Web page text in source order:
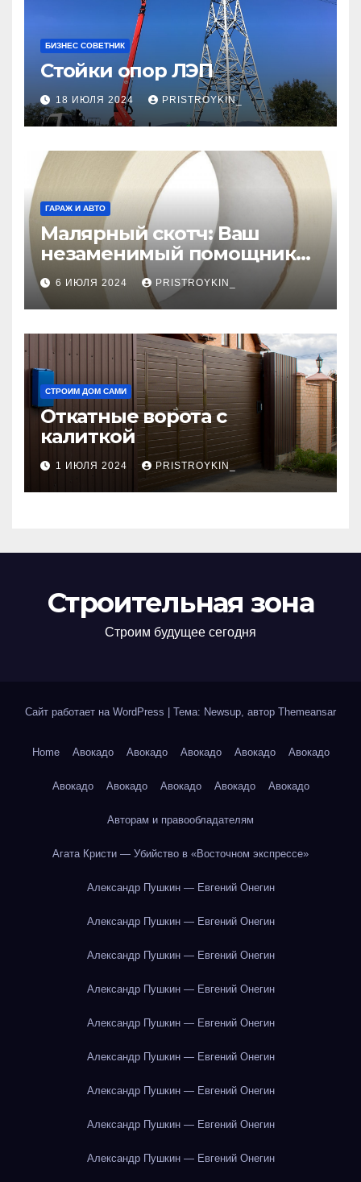
БИЗНЕС СОВЕТНИК
Стойки опор ЛЭП
18 ИЮЛЯ 2024 PRISTROYKIN_
ГАРАЖ И АВТО
Малярный скотч: Ваш
незаменимый помощник
при ремонтных работах
6 ИЮЛЯ 2024 PRISTROYKIN_
СТРОИМ ДОМ САМИ
Откатные ворота с
калиткой
1 ИЮЛЯ 2024 PRISTROYKIN_
Строительная зона
Строим будущее сегодня
Сайт работает на WordPress Тема: Newsup, автор Themeansar
Home Авокадо Авокадо Авокадо Авокадо Авокадо
Авокадо Авокадо Авокадо Авокадо Авокадо
Авторам и правообладателям
Агата Кристи — Убийство в «Восточном экспрессе»
Александр Пушкин — Евгений Онегин
Александр Пушкин — Евгений Онегин
Александр Пушкин — Евгений Онегин
Александр Пушкин — Евгений Онегин
Александр Пушкин — Евгений Онегин
Александр Пушкин — Евгений Онегин
Александр Пушкин — Евгений Онегин
Александр Пушкин — Евгений Онегин
Александр Пушкин — Евгений Онегин